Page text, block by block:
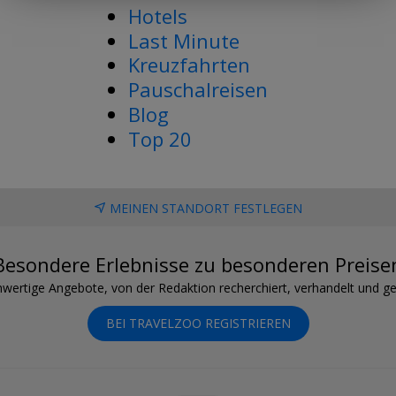
Hotels
Last Minute
Kreuzfahrten
Pauschalreisen
Blog
Top 20
MEINEN STANDORT FESTLEGEN
Erlebnisse zu besonderen
Angebote, von der Redaktion recherchiert, verhandelt und
BEI TRAVELZOO REGISTRIEREN